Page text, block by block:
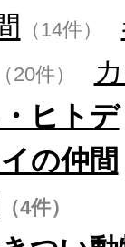
（14件）
（20件）
ヒトデ
の仲間
（4件）